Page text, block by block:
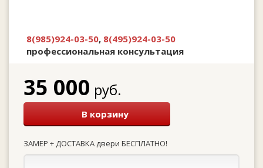
8(985)924-03-50, 8(495)924-03-50
профессиональная консультация
35 000 руб.
В корзину
ЗАМЕР + ДОСТАВКА двери БЕСПЛАТНО!